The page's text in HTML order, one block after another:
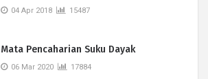
04 Apr 2018 15487
Mata Pencaharian Suku Dayak
06 Mar 2020 17884